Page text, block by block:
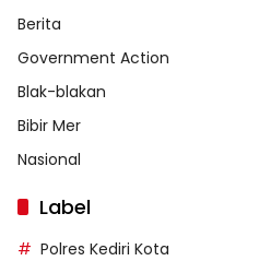
Berita
Government Action
Blak-blakan
Bibir Mer
Nasional
Label
Polres Kediri Kota